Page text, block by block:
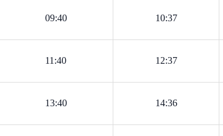
09:40 10:37
11:40 12:37
13:40 14:36